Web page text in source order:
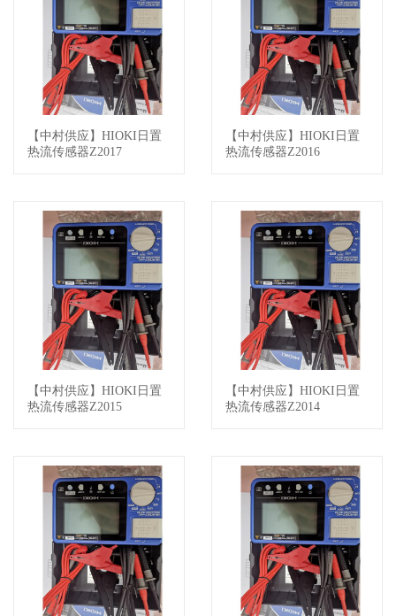
查看详情
【中村供应】HIOKI日置
热流传感器Z2017
查看详情
【中村供应】HIOKI日置
热流传感器Z2016
查看详情
【中村供应】HIOKI日置
热流传感器Z2015
查看详情
【中村供应】HIOKI日置
热流传感器Z2014